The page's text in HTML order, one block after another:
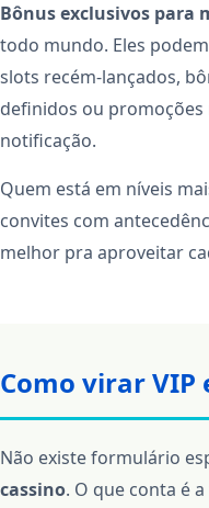
Bônus exclusivos para
todo mundo. Eles
slots recém‑lançados,
definidos ou
notificação.
Quem está em níveis
convites com
melhor pra aproveitar
Como virar VIP
Não existe formulário
cassino. O que conta é